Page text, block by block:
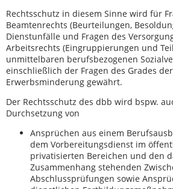
Rechtsschutz in diesem Sinne wird für
Beamtenrechts (Beurteilungen,
Dienstunfälle und Fragen des
Arbeitsrechts (Eingruppierungen und
unmittelbaren berufsbezogenen
einschließlich der Fragen des Grades
Erwerbsminderung gewährt.
Der Rechtsschutz des dbb wird bspw.
Durchsetzung von
Ansprüchen aus einem
dem Vorbereitungsdienst im
privatisierten Bereichen und den
Zusammenhang stehenden
Abschlussprüfungen sowie